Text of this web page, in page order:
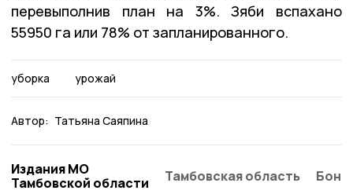
перевыполнив план на 3%. Зяби вспахано
55950 га или 78% от запланированного.
уборка урожай
Автор: Татьяна Саяпина
Издания МО
Тамбовской области
Тамбовская область